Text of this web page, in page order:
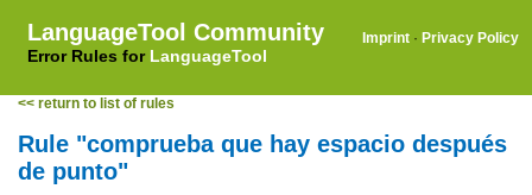
LanguageTool Community
Error Rules for LanguageTool
Imprint · Privacy Policy
<< return to list of rules
Rule "comprueba que hay espacio después
de punto"